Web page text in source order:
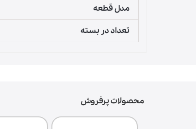
مدل قطعه
تعداد در بسته
محصولات پرفروش